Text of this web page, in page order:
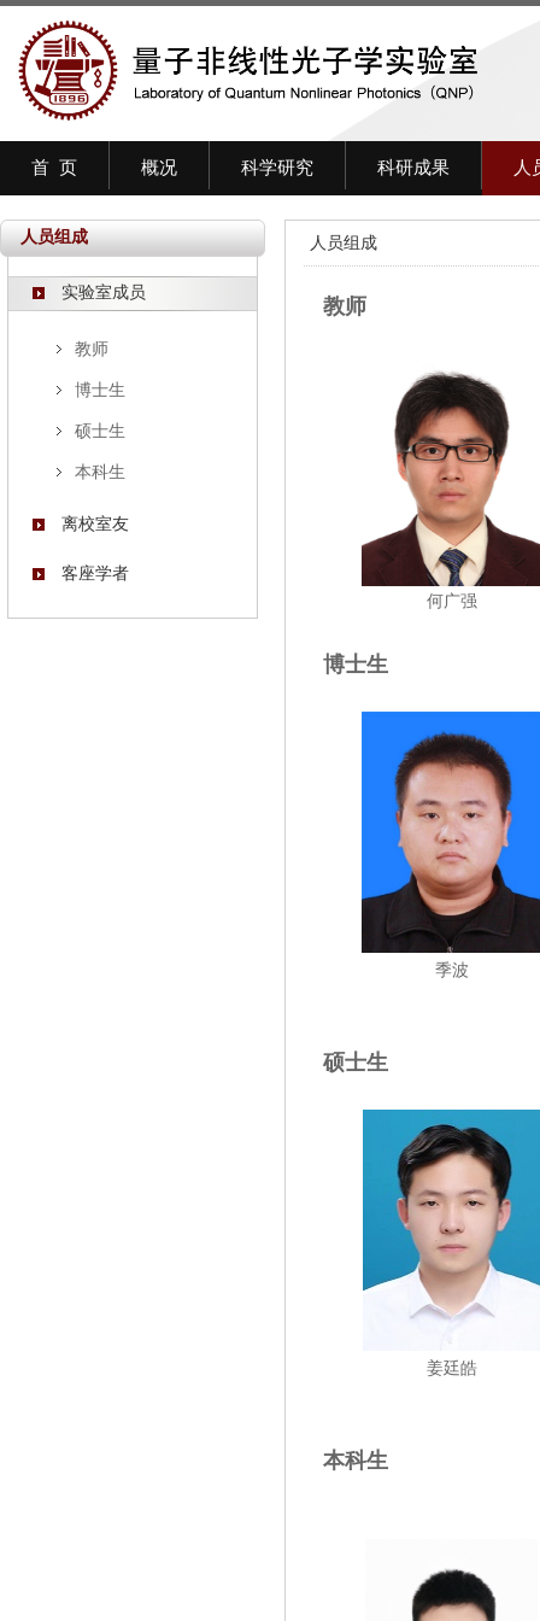
首 页 概况 科学研究 科研成果 人
人员组成
实验室成员
教师
博士生
硕士生
本科生
离校室友
客座学者
人员组成
教师
何广强
博士生
季波
硕士生
姜廷皓
本科生